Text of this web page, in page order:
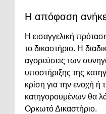
Η απόφαση
Η εισαγγελική
το δικαστήριο. Η
αγορεύσεις των
υποστήριξης της
κρίση για την ενοχή
κατηγορουμένων θα
Ορκωτό Δικαστήριο.